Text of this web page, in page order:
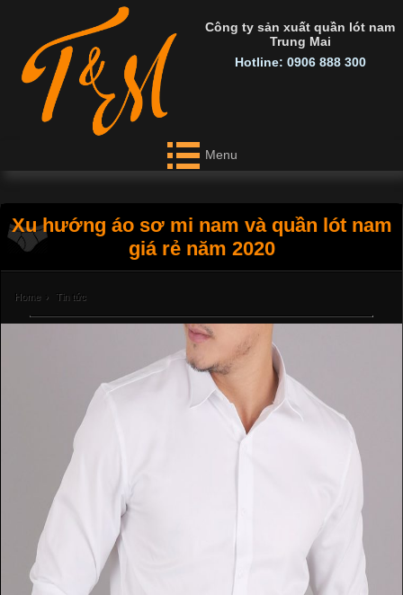
Công ty sản xuất quần lót nam
Trung Mai
Hotline: 0906 888 300
Menu
Xu hướng áo sơ mi nam và quần lót nam
giá rẻ năm 2020
Home › Tin tức